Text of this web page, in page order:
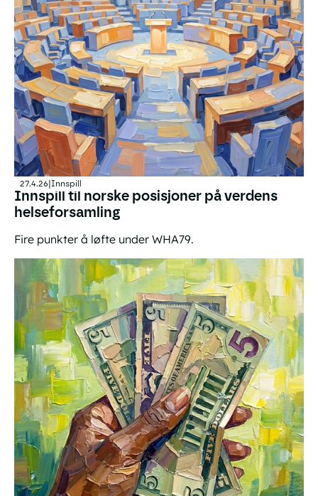
27.4.26 Innspill
Innspill til norske posisjoner på verdens
helseforsamling
Fire punkter å løfte under WHA79.